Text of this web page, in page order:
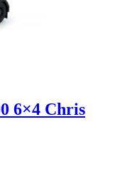
6×4 Chris